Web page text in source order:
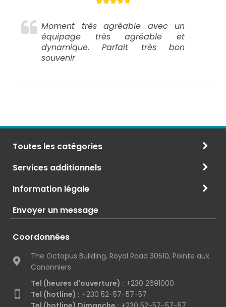
Moment très agréable avec un
équipage très agréable et
dynamique. Parfait très bon
souvenir
Toutes les catégories
Services additionnels
Information légale
Envoyer un message
Coordonnées
The Octopus Building, Royal Road 30510, Pointe aux
Canonniers
Tel (heures d'ouverture) : +230 2691000
Tel (hotline) : +230 52-57-57-57